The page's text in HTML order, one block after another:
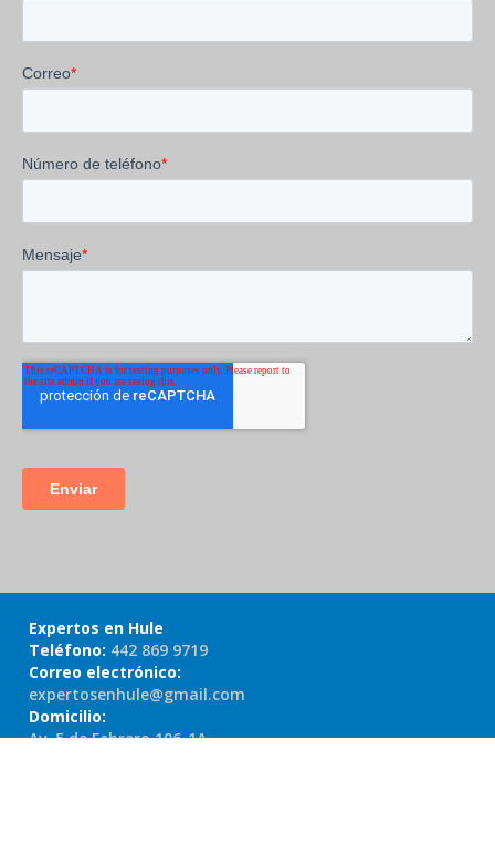
Expertos en Hule
Teléfono: 442 869 9719
Correo electrónico:
expertosenhule@gmail.com
Domicilio:
Av. 5 de Febrero 106-1A,